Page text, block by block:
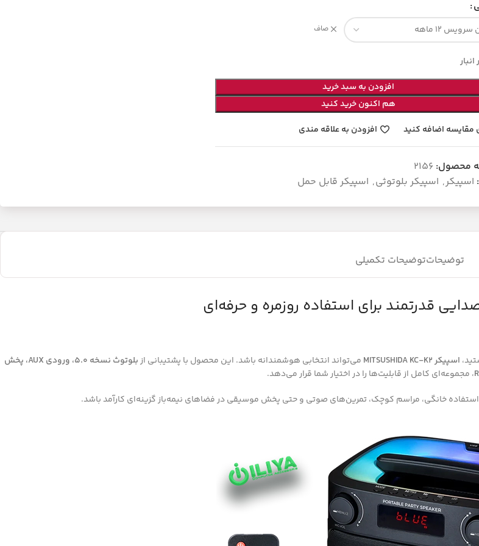
صاف
افزودن به سبد خرید
هم اکنون خرید کنید
مقایسه اضافه کنید
افزودن به علاقه مندی
محصول: 2156
اسپیکر, اسپیکر بلوتوثی, اسپیکر قابل حمل
توضیحاتتوضیحات تکمیلی
اسپیکر MITSUSHIDA KC-K2 می‌تواند انتخابی هوشمندانه باشد. این محصول با پشتیبانی از
بلوتوث نسخه 5.0، ورودی AUX، پخش
، مجموعه‌ای کامل از قابلیت‌ها را در اختیار شما قرار می‌دهد.
خانگی، مراسم کوچک، تمرین‌های صوتی و حتی پخش موسیقی در فضاهای نیمه‌باز گزینه‌ای کارآمد باشد.